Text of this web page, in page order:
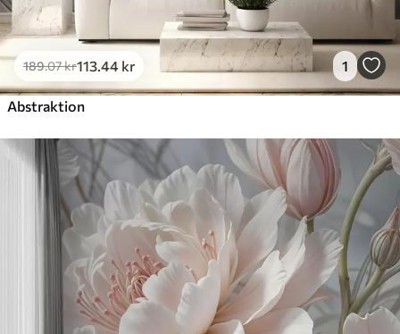
189.07kr113 .44 kr 1
Abstraktion